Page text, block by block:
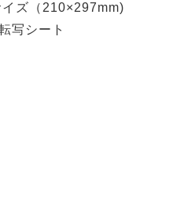
ズ（210×297mm)
写シート